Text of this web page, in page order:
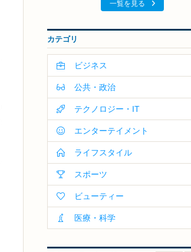
一覧を見る
カテゴリ
ビジネス
公共・政治
テクノロジー・IT
エンターテイメント
ライフスタイル
スポーツ
ビューティー
医療・科学